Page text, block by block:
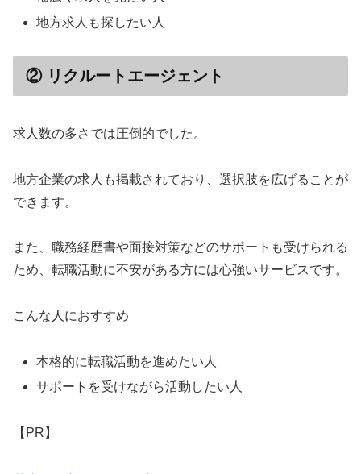
地方求人も探したい人
② リクルートエージェント
求人数の多さでは圧倒的でした。
地方企業の求人も掲載されており、選択肢を広げることが
できます。
また、職務経歴書や面接対策などのサポートも受けられる
ため、転職活動に不安がある方には心強いサービスです。
こんな人におすすめ
本格的に転職活動を進めたい人
サポートを受けながら活動したい人
【PR】